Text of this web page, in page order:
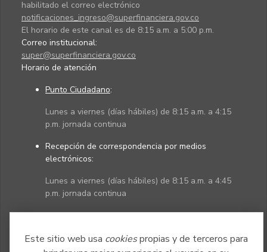
Este sitio web usa cookiespropias y de terceros para
habilitado el correo electrónico
notificaciones_ingreso@superfinanciera.gov.co
El horario de este canal es de 8:15 a.m. a 5:00 p.m.
Correo institucional:
super@superfinanciera.gov.co
Horario de atención
Punto Ciudadano:
Lunes a viernes (días hábiles) de 8:15 a.m. a 4:15
p.m. jornada continua
Recepción de correspondencia por medios
electrónicos:
Lunes a viernes (días hábiles) de 8:15 a.m. a 4:45
p.m. jornada continua